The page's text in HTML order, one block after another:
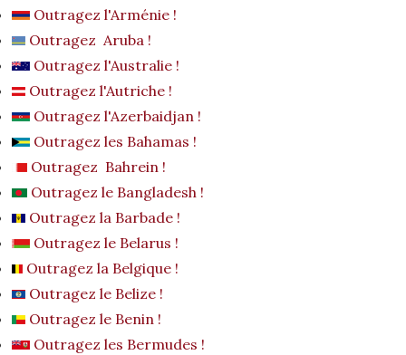
Outragez l'Arménie !
Outragez Aruba !
Outragez l'Australie !
Outragez l'Autriche !
Outragez l'Azerbaidjan !
Outragez les Bahamas !
Outragez Bahrein !
Outragez le Bangladesh !
Outragez la Barbade !
Outragez le Belarus !
Outragez la Belgique !
Outragez le Belize !
Outragez le Benin !
Outragez les Bermudes !